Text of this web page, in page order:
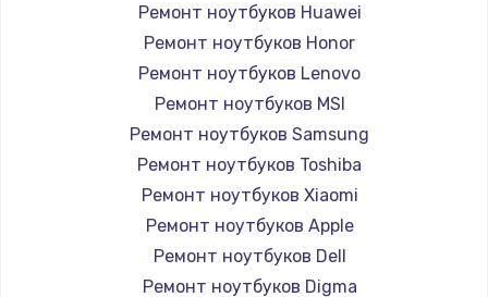
Ремонт ноутбуков Huawei
Ремонт ноутбуков Honor
Ремонт ноутбуков Lenovo
Ремонт ноутбуков MSI
Ремонт ноутбуков Samsung
Ремонт ноутбуков Toshiba
Ремонт ноутбуков Xiaomi
Ремонт ноутбуков Apple
Ремонт ноутбуков Dell
Ремонт ноутбуков Digma